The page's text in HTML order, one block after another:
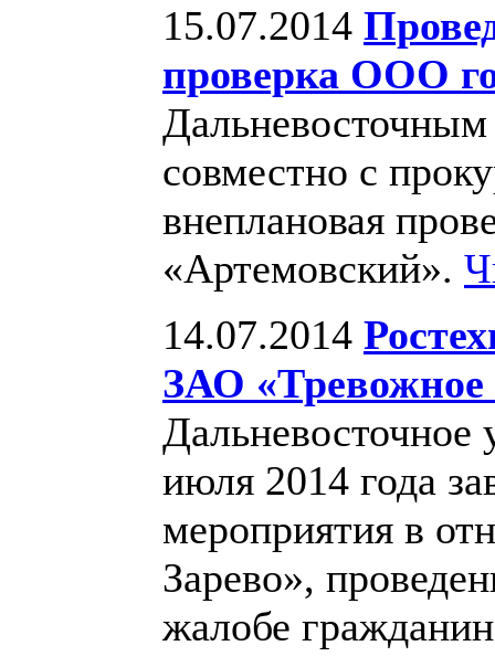
15.07.2014
проверка ООО
Дальневосточным
совместно с
внеплановая
«Артемовский».
14.07.2014
ЗАО «Тревожное
Дальневосточное
июля 2014 года
мероприятия в
Зарево»,
жалобе